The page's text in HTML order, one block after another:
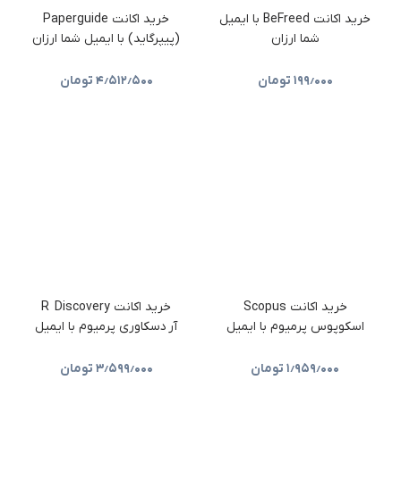
خرید اکانت BeFreed با ایمیل
شما ارزان
۱۹۹٫۰۰۰ تومان
خرید اکانت Paperguide
(پیپرگاید) با ایمیل شما ارزان
۴٫۵۱۲٫۵۰۰ تومان
خرید اکانت Scopus
اسکوپوس پرمیوم با ایمیل
۱٫۹۵۹٫۰۰۰ تومان
خرید اکانت R Discovery
آر دسکاوری پرمیوم با ایمیل
۳٫۵۹۹٫۰۰۰ تومان